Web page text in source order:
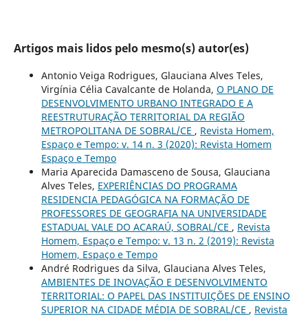
Artigos mais lidos pelo mesmo(s) autor(es)
Antonio Veiga Rodrigues, Glauciana Alves Teles,
Virgínia Célia Cavalcante de Holanda, O PLANO DE
DESENVOLVIMENTO URBANO INTEGRADO E A
REESTRUTURAÇÃO TERRITORIAL DA REGIÃO
METROPOLITANA DE SOBRAL/CE , Revista Homem,
Espaço e Tempo: v. 14 n. 3 (2020): Revista Homem
Espaço e Tempo
Maria Aparecida Damasceno de Sousa, Glauciana
Alves Teles, EXPERIÊNCIAS DO PROGRAMA
RESIDENCIA PEDAGÓGICA NA FORMAÇÃO DE
PROFESSORES DE GEOGRAFIA NA UNIVERSIDADE
ESTADUAL VALE DO ACARAÚ, SOBRAL/CE , Revista
Homem, Espaço e Tempo: v. 13 n. 2 (2019): Revista
Homem, Espaço e Tempo
André Rodrigues da Silva, Glauciana Alves Teles,
AMBIENTES DE INOVAÇÃO E DESENVOLVIMENTO
TERRITORIAL: O PAPEL DAS INSTITUIÇÕES DE ENSINO
SUPERIOR NA CIDADE MÉDIA DE SOBRAL/CE , Revista